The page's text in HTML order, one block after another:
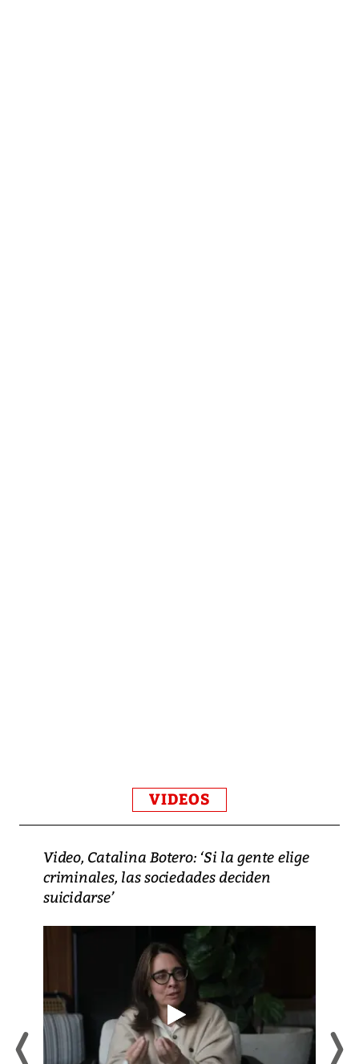
VIDEOS
Video, Catalina Botero: ‘Si la gente elige
criminales, las sociedades deciden
suicidarse’